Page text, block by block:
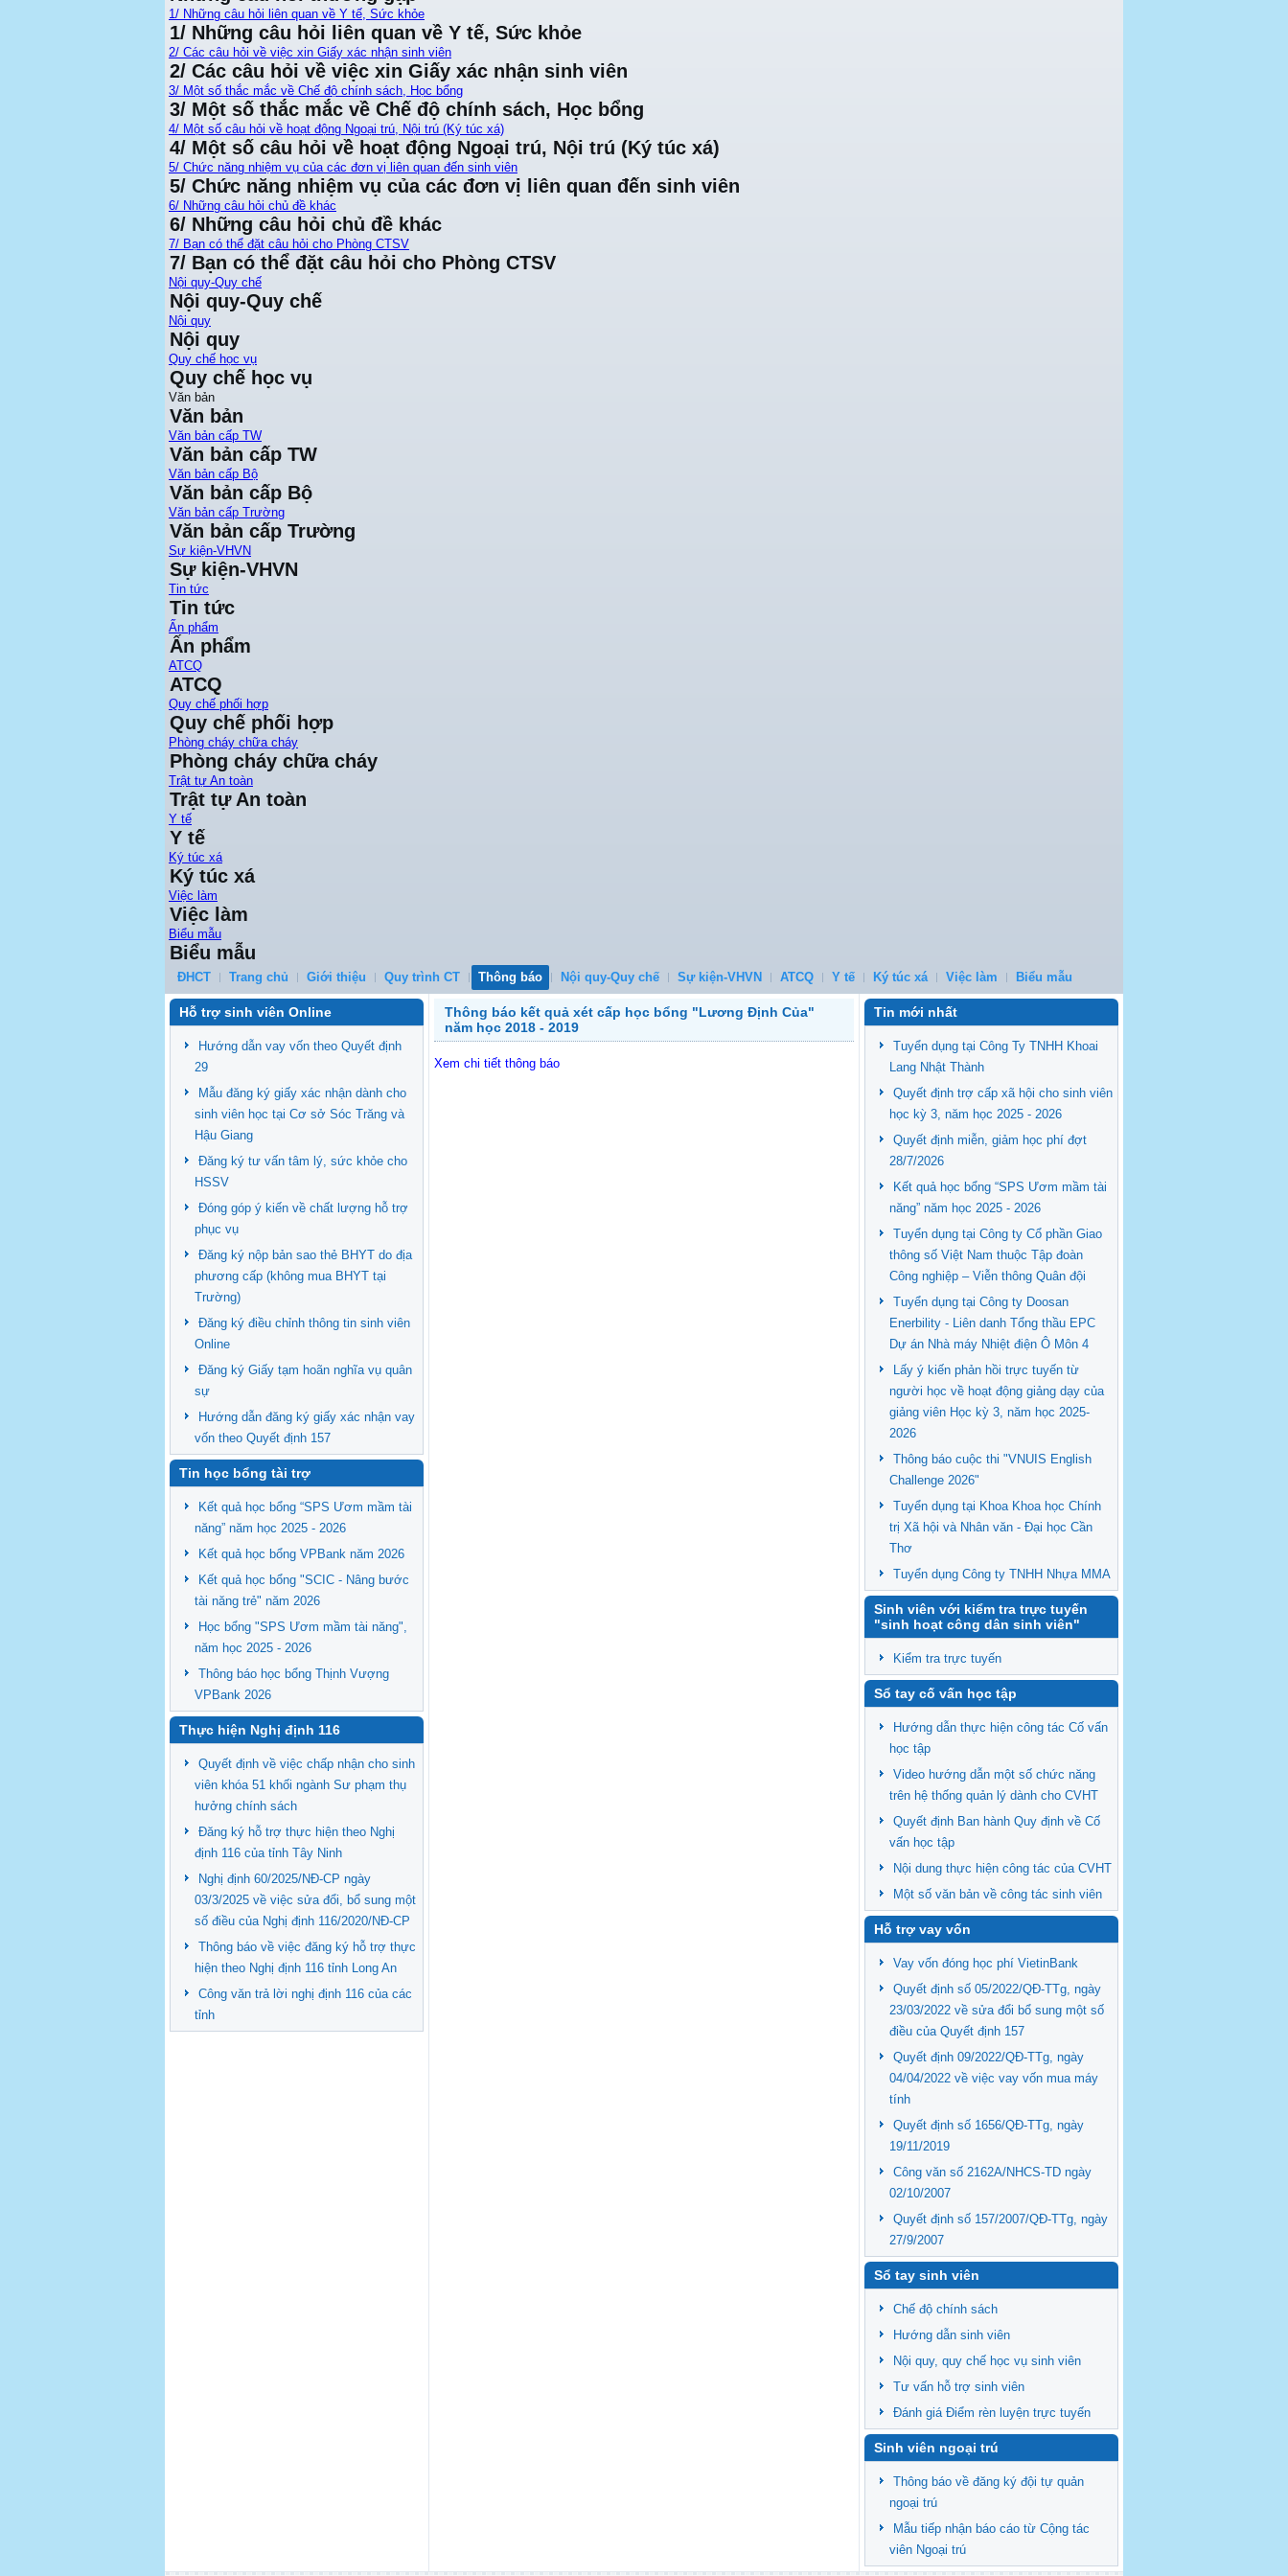
1/ Những câu hỏi liên quan về Y tế, Sức khỏe
1/ Những câu hỏi liên quan về Y tế, Sức khỏe
2/ Các câu hỏi về việc xin Giấy xác nhận sinh viên
2/ Các câu hỏi về việc xin Giấy xác nhận sinh viên
3/ Một số thắc mắc về Chế độ chính sách, Học bổng
3/ Một số thắc mắc về Chế độ chính sách, Học bổng
4/ Một số câu hỏi về hoạt động Ngoại trú, Nội trú (Ký túc xá)
4/ Một số câu hỏi về hoạt động Ngoại trú, Nội trú (Ký túc xá)
5/ Chức năng nhiệm vụ của các đơn vị liên quan đến sinh viên
5/ Chức năng nhiệm vụ của các đơn vị liên quan đến sinh viên
6/ Những câu hỏi chủ đề khác
6/ Những câu hỏi chủ đề khác
7/ Bạn có thể đặt câu hỏi cho Phòng CTSV
7/ Bạn có thể đặt câu hỏi cho Phòng CTSV
Nội quy-Quy chế
Nội quy-Quy chế
Nội quy
Nội quy
Quy chế học vụ
Quy chế học vụ
Văn bản
Văn bản
Văn bản cấp TW
Văn bản cấp TW
Văn bản cấp Bộ
Văn bản cấp Bộ
Văn bản cấp Trường
Văn bản cấp Trường
Sự kiện-VHVN
Sự kiện-VHVN
Tin tức
Tin tức
Ấn phẩm
Ấn phẩm
ATCQ
ATCQ
Quy chế phối hợp
Quy chế phối hợp
Phòng cháy chữa cháy
Phòng cháy chữa cháy
Trật tự An toàn
Trật tự An toàn
Y tế
Y tế
Ký túc xá
Ký túc xá
Việc làm
Việc làm
Biểu mẫu
Biểu mẫu
ĐHCT Trang chủ Giới thiệu Quy trình CT Thông báo Nội quy-Quy chế Sự kiện-VHVN ATCQ Y tế Ký túc xá Việc làm Biểu mẫu
Hỗ trợ sinh viên Online
Hướng dẫn vay vốn theo Quyết định
29
Mẫu đăng ký giấy xác nhận dành cho
sinh viên học tại Cơ sở Sóc Trăng và
Hậu Giang
Đăng ký tư vấn tâm lý, sức khỏe cho
HSSV
Đóng góp ý kiến về chất lượng hỗ trợ
phục vụ
Đăng ký nộp bản sao thẻ BHYT do địa
phương cấp (không mua BHYT tại
Trường)
Đăng ký điều chỉnh thông tin sinh viên
Online
Đăng ký Giấy tạm hoãn nghĩa vụ quân
sự
Hướng dẫn đăng ký giấy xác nhận vay
vốn theo Quyết định 157
Tin học bổng tài trợ
Kết quả học bổng “SPS Ươm mầm tài
năng” năm học 2025 - 2026
Kết quả học bổng VPBank năm 2026
Kết quả học bổng "SCIC - Nâng bước
tài năng trẻ" năm 2026
Học bổng "SPS Ươm mầm tài năng",
năm học 2025 - 2026
Thông báo học bổng Thịnh Vượng
VPBank 2026
Thực hiện Nghị định 116
Quyết định về việc chấp nhận cho sinh
viên khóa 51 khối ngành Sư phạm thụ
hưởng chính sách
Đăng ký hỗ trợ thực hiện theo Nghị
định 116 của tỉnh Tây Ninh
Nghị định 60/2025/NĐ-CP ngày
03/3/2025 về việc sửa đổi, bổ sung một
số điều của Nghị định 116/2020/NĐ-CP
Thông báo về việc đăng ký hỗ trợ thực
hiện theo Nghị định 116 tỉnh Long An
Công văn trả lời nghị định 116 của các
tỉnh
Thông báo kết quả xét cấp học bổng "Lương Định Của"
năm học 2018 - 2019
Xem chi tiết thông báo
Tin mới nhất
Tuyển dụng tại Công Ty TNHH Khoai
Lang Nhật Thành
Quyết định trợ cấp xã hội cho sinh viên
học kỳ 3, năm học 2025 - 2026
Quyết định miễn, giảm học phí đợt
28/7/2026
Kết quả học bổng “SPS Ươm mầm tài
năng” năm học 2025 - 2026
Tuyển dụng tại Công ty Cổ phần Giao
thông số Việt Nam thuộc Tập đoàn
Công nghiệp – Viễn thông Quân đội
Tuyển dụng tại Công ty Doosan
Enerbility - Liên danh Tổng thầu EPC
Dự án Nhà máy Nhiệt điện Ô Môn 4
Lấy ý kiến phản hồi trực tuyến từ
người học về hoạt động giảng dạy của
giảng viên Học kỳ 3, năm học 2025-
2026
Thông báo cuộc thi "VNUIS English
Challenge 2026"
Tuyển dụng tại Khoa Khoa học Chính
trị Xã hội và Nhân văn - Đại học Cần
Thơ
Tuyển dụng Công ty TNHH Nhựa MMA
Sinh viên với kiểm tra trực tuyến
"sinh hoạt công dân sinh viên"
Kiểm tra trực tuyến
Sổ tay cố vấn học tập
Hướng dẫn thực hiện công tác Cố vấn
học tập
Video hướng dẫn một số chức năng
trên hệ thống quản lý dành cho CVHT
Quyết định Ban hành Quy định về Cố
vấn học tập
Nội dung thực hiện công tác của CVHT
Một số văn bản về công tác sinh viên
Hỗ trợ vay vốn
Vay vốn đóng học phí VietinBank
Quyết định số 05/2022/QĐ-TTg, ngày
23/03/2022 về sửa đổi bổ sung một số
điều của Quyết định 157
Quyết định 09/2022/QĐ-TTg, ngày
04/04/2022 về việc vay vốn mua máy
tính
Quyết định số 1656/QĐ-TTg, ngày
19/11/2019
Công văn số 2162A/NHCS-TD ngày
02/10/2007
Quyết định số 157/2007/QĐ-TTg, ngày
27/9/2007
Sổ tay sinh viên
Chế độ chính sách
Hướng dẫn sinh viên
Nội quy, quy chế học vụ sinh viên
Tư vấn hỗ trợ sinh viên
Đánh giá Điểm rèn luyện trực tuyến
Sinh viên ngoại trú
Thông báo về đăng ký đội tự quản
ngoại trú
Mẫu tiếp nhận báo cáo từ Cộng tác
viên Ngoại trú